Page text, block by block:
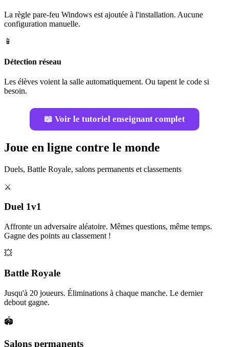
La règle pare-feu Windows est ajoutée à l'installation. Aucune
configuration manuelle.
📱
Détection réseau
Les élèves voient la salle automatiquement. Ou tapent le code si
besoin.
📖 Voir le tutoriel enseignant complet
Joue en ligne contre le monde
Duels, Battle Royale, salons permanents et classements
⚔️
Duel 1v1
Affronte un adversaire aléatoire. Mêmes questions, même temps.
Gagne des points au classement !
💥
Battle Royale
Jusqu'à 20 joueurs. Éliminations à chaque manche. Le dernier
debout gagne.
🏟️
Salons permanents